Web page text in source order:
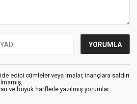
edici cümleler veya imalar, inançlara saldırı
ve büyük harflerle yazılmış yorumlar